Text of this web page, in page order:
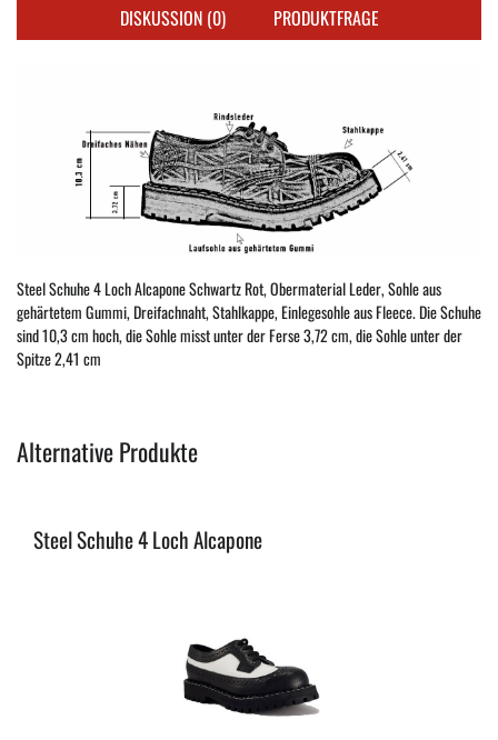
DISKUSSION (0) PRODUKTFRAGE
Steel Schuhe 4 Loch Alcapone Schwartz Rot, Obermaterial Leder, Sohle aus
gehärtetem Gummi, Dreifachnaht, Stahlkappe, Einlegesohle aus Fleece. Die Schuhe
sind 10,3 cm hoch, die Sohle misst unter der Ferse 3,72 cm, die Sohle unter der
Spitze 2,41 cm
Alternative Produkte
Steel Schuhe 4 Loch Alcapone